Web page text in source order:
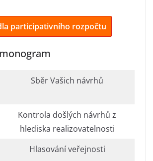
participativního rozpočtu
Sběr Vašich návrhů
Kontrola došlých návrhů z
hlediska realizovatelnosti
Hlasování veřejnosti